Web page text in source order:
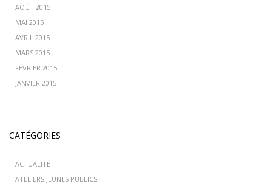
AOÛT 2015
MAI 2015
AVRIL 2015
MARS 2015
FÉVRIER 2015
JANVIER 2015
CATÉGORIES
ACTUALITÉ
ATELIERS JEUNES PUBLICS